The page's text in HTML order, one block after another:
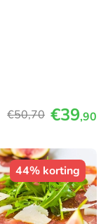
€50,70 €39,90
44% korting